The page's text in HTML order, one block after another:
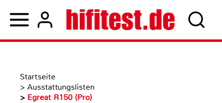
Startseite
> Ausstattungslisten
> Egreat R150 (Pro)